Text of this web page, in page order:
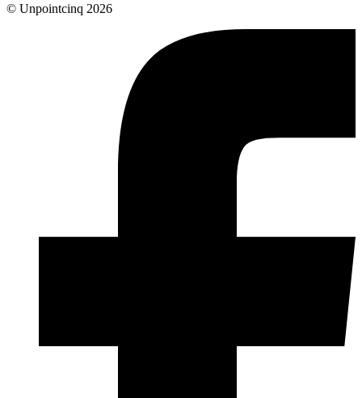
© Unpointcinq 2026